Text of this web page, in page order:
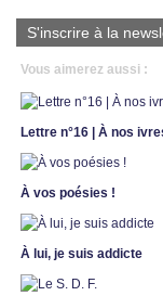
S'inscrire à la
Vous aimerez aussi :
Lettre n°16 | À nos
À vos poésies !
À lui, je suis addicte